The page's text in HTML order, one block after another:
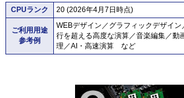
CPUランク 20 (2026年4月7日時点)
ご利用用途
参考例
WEBデザイン／グラフィックデザイ
行を超える高度な演算／音楽編集／動
理／AI・高速演算 など